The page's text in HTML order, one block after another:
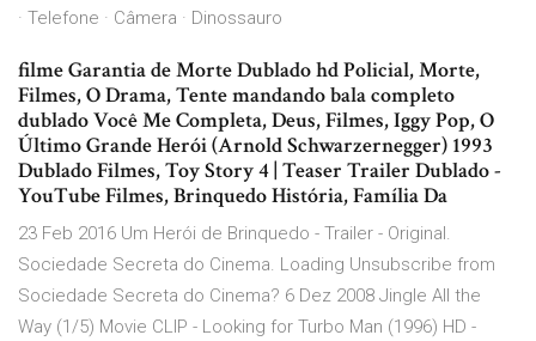
· Telefone · Câmera · Dinossauro
filme Garantia de Morte Dublado hd Policial, Morte,
Filmes, O Drama, Tente mandando bala completo
dublado Você Me Completa, Deus, Filmes, Iggy Pop, O
Último Grande Herói (Arnold Schwarzernegger) 1993
Dublado Filmes, Toy Story 4 | Teaser Trailer Dublado -
YouTube Filmes, Brinquedo História, Família Da
23 Feb 2016 Um Herói de Brinquedo - Trailer - Original.
Sociedade Secreta do Cinema. Loading Unsubscribe from
Sociedade Secreta do Cinema? 6 Dez 2008 Jingle All the
Way (1/5) Movie CLIP - Looking for Turbo Man (1996) HD -